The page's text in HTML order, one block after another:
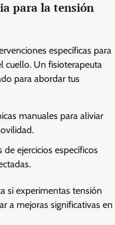
para la tensión
específicas para
cuello. Un fisioterapeuta
para abordar tus
manuales para aliviar
ejercicios específicos
si experimentas tensión
a mejoras significativas en